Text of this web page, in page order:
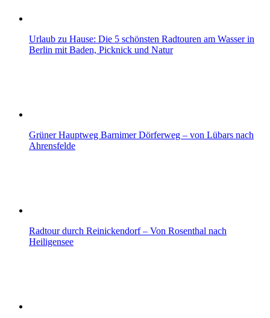
Urlaub zu Hause: Die 5 schönsten Radtouren am Wasser in
Berlin mit Baden, Picknick und Natur
Grüner Hauptweg Barnimer Dörferweg – von Lübars nach
Ahrensfelde
Radtour durch Reinickendorf – Von Rosenthal nach
Heiligensee